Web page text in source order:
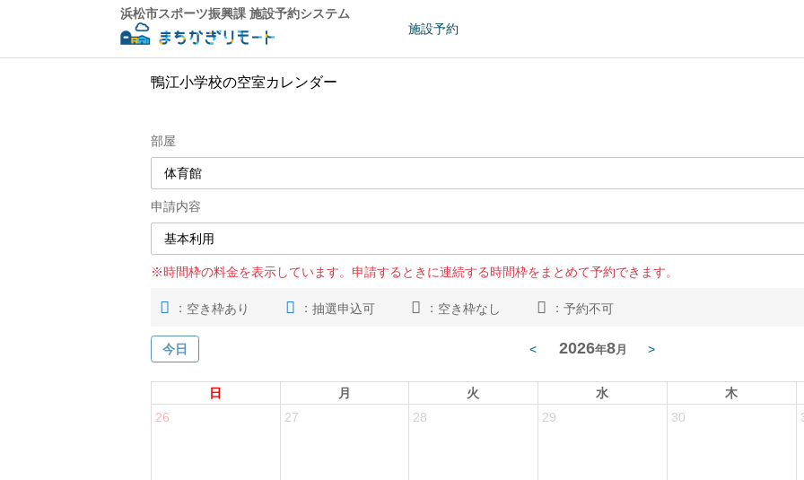
浜松市スポーツ振興課 施設予約システム
施設予約
鴨江小学校の空室カレンダー
部屋
申請内容
※時間枠の料金を表示しています。申請するときに連続する時間枠をまとめて予約できます。
： 空き枠あり ： 抽選申込可 ： 空き枠なし ： 予約不可
今日 < 2026年8 月 >
日 月 火 水 木
26
27 28 29 30